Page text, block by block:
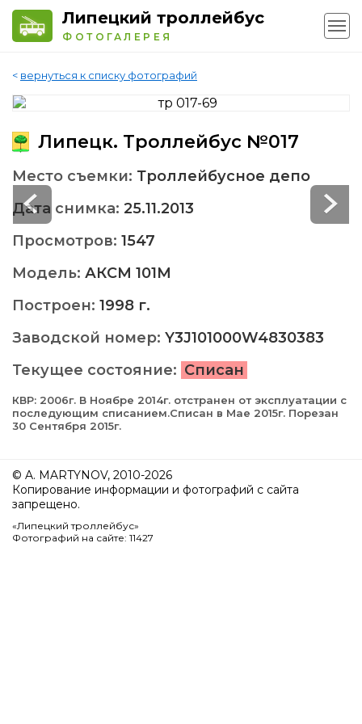
Липецкий троллейбус
ФОТОГАЛЕРЕЯ
< вернуться к списку фотографий
Липецк. Троллейбус №017
Место съемки: Троллейбусное депо
Дата снимка: 25.11.2013
Просмотров: 1547
Модель: АКСМ 101M
Построен: 1998 г.
Заводской номер: Y3J101000W4830383
Текущее состояние: Списан
КВР: 2006г. В Ноябре 2014г. отстранен от эксплуатации с
последующим списанием.Списан в Мае 2015г. Порезан
30 Сентября 2015г.
© A. MARTYNOV, 2010-2026
Копирование информации и фотографий с сайта
запрещено.
«Липецкий троллейбус»
Фотографий на сайте: 11427